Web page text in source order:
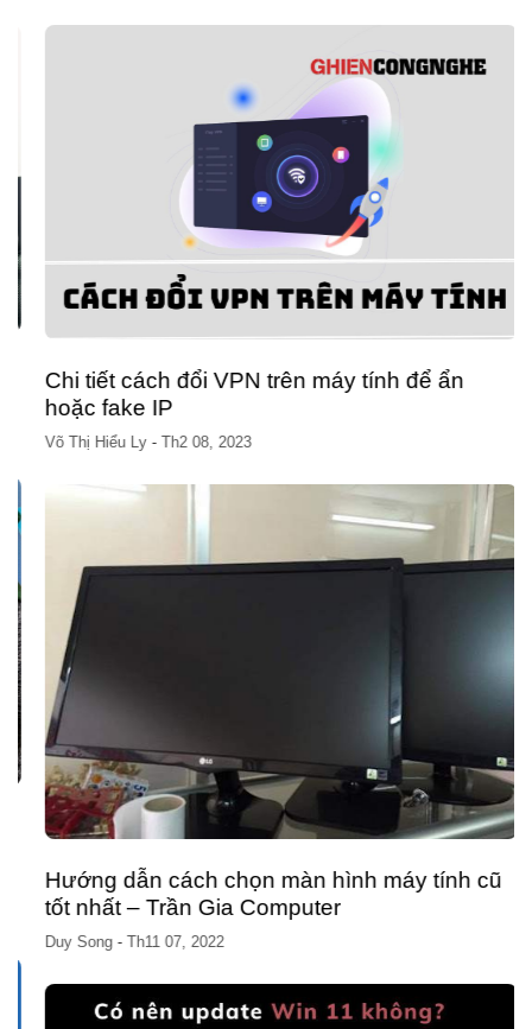
Chi tiết cách đổi VPN trên máy tính để ẩn
hoặc fake IP
Võ Thị Hiểu Ly-Th2 08, 2023
Hướng dẫn cách chọn màn hình máy tính cũ
tốt nhất – Trần Gia Computer
Duy Song-Th11 07, 2022